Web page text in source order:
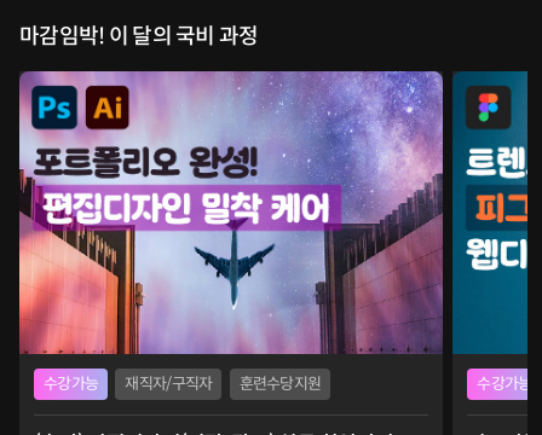
마감임박! 이 달의 국비 과정
수강가능 재직자/구직자 훈련수당지원 수강가능